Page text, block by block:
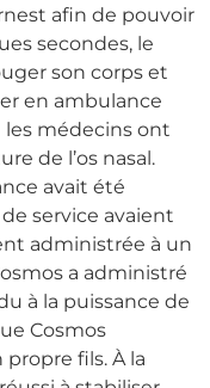
afin de pouvoir
secondes, le
son corps et
en ambulance
médecins ont
de l’os nasal.
avait été
service avaient
administrée à un
a administré
à la puissance de
Cosmos
propre fils. À la